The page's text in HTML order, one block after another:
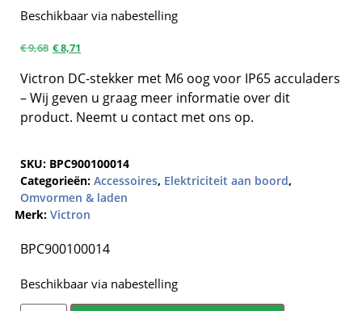
Beschikbaar via nabestelling
€9,68 €8,71
Victron DC-stekker met M6 oog voor IP65 acculaders
– Wij geven u graag meer informatie over dit
product. Neemt u contact met ons op.
SKU: BPC900100014
Categorieën: Accessoires, Elektriciteit aan boord,
Omvormen & laden
Merk: Victron
BPC900100014
Beschikbaar via nabestelling